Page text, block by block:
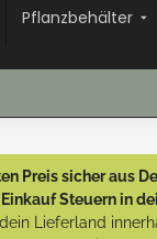
Pflanzbehälter
Preis sicher aus
Steuern in
Lieferland